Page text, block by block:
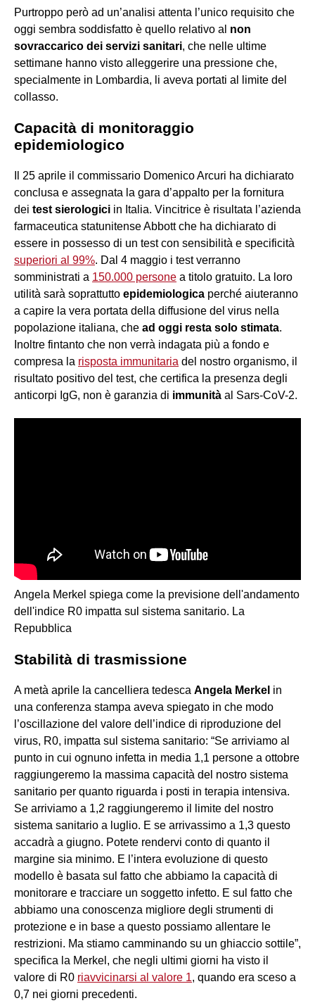
Purtroppo però ad un’analisi attenta l’unico requisito che
oggi sembra soddisfatto è quello relativo al non
sovraccarico dei servizi sanitari, che nelle ultime
settimane hanno visto alleggerire una pressione che,
specialmente in Lombardia, li aveva portati al limite del
collasso.
Capacità di monitoraggio
epidemiologico
Il 25 aprile il commissario Domenico Arcuri ha dichiarato
conclusa e assegnata la gara d’appalto per la fornitura
dei test sierologici in Italia. Vincitrice è risultata l’azienda
farmaceutica statunitense Abbott che ha dichiarato di
essere in possesso di un test con sensibilità e specificità
superiori al 99%. Dal 4 maggio i test verranno
somministrati a 150.000 persone a titolo gratuito. La loro
utilità sarà soprattutto epidemiologica perché aiuteranno
a capire la vera portata della diffusione del virus nella
popolazione italiana, che ad oggi resta solo stimata.
Inoltre fintanto che non verrà indagata più a fondo e
compresa la risposta immunitaria del nostro organismo, il
risultato positivo del test, che certifica la presenza degli
anticorpi IgG, non è garanzia di immunità al Sars-CoV-2.
Angela Merkel spiega come la previsione dell'andamento
dell'indice R0 impatta sul sistema sanitario. La
Repubblica
Stabilità di trasmissione
A metà aprile la cancelliera tedesca Angela Merkel in
una conferenza stampa aveva spiegato in che modo
l’oscillazione del valore dell’indice di riproduzione del
virus, R0, impatta sul sistema sanitario: “Se arriviamo al
punto in cui ognuno infetta in media 1,1 persone a ottobre
raggiungeremo la massima capacità del nostro sistema
sanitario per quanto riguarda i posti in terapia intensiva.
Se arriviamo a 1,2 raggiungeremo il limite del nostro
sistema sanitario a luglio. E se arrivassimo a 1,3 questo
accadrà a giugno. Potete rendervi conto di quanto il
margine sia minimo. E l’intera evoluzione di questo
modello è basata sul fatto che abbiamo la capacità di
monitorare e tracciare un soggetto infetto. E sul fatto che
abbiamo una conoscenza migliore degli strumenti di
protezione e in base a questo possiamo allentare le
restrizioni. Ma stiamo camminando su un ghiaccio sottile”,
specifica la Merkel, che negli ultimi giorni ha visto il
valore di R0 riavvicinarsi al valore 1, quando era sceso a
0,7 nei giorni precedenti.